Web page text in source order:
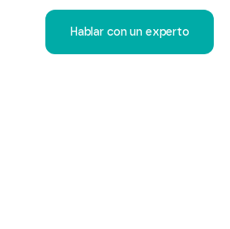
Hablar con un experto